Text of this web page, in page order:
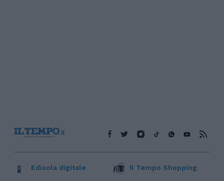
Edicola digitale Il Tempo Shopping